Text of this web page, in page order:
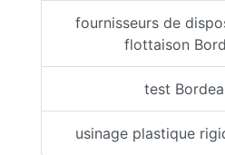
fournisseurs de
flottaison
test
usinage plastique